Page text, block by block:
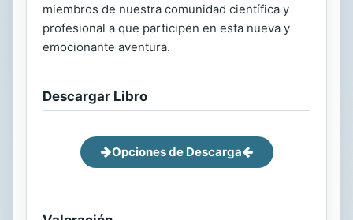
miembros de nuestra comunidad científica y
profesional a que participen en esta nueva y
emocionante aventura.
Descargar Libro
Opciones de Descarga